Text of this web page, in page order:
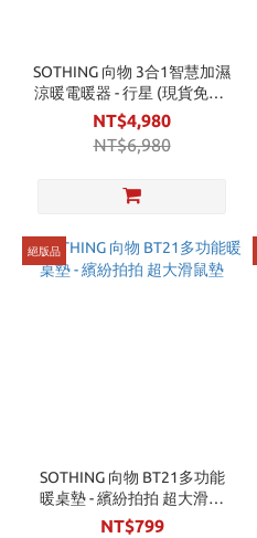
SOTHING 向物 3合1智慧加濕
涼暖電暖器 - 行星 (現貨免運)
冷暖空調扇
NT$4,980
NT$6,980
絕版品
SOTHING 向物 BT21多功能
暖桌墊 - 繽紛拍拍 超大滑鼠
墊
NT$799